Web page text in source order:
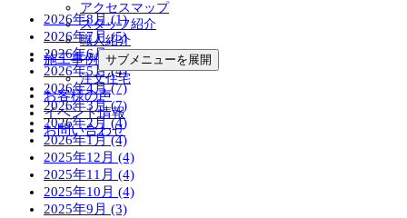
アクセスマップ
スタッフ紹介
職人紹介
施工事例 サブメニューを展開
注文住宅
お客様の声
イベント情報
お問い合わせ
2026年8月 (1)
2026年7月 (5)
2026年6月 (4)
2026年5月 (4)
2026年4月 (7)
2026年3月 (7)
2026年2月 (4)
2026年1月 (4)
2025年12月 (4)
2025年11月 (4)
2025年10月 (4)
2025年9月 (3)